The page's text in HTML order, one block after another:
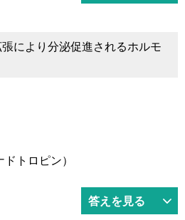
により分泌促進されるホルモ
トロピン）
答えを見る